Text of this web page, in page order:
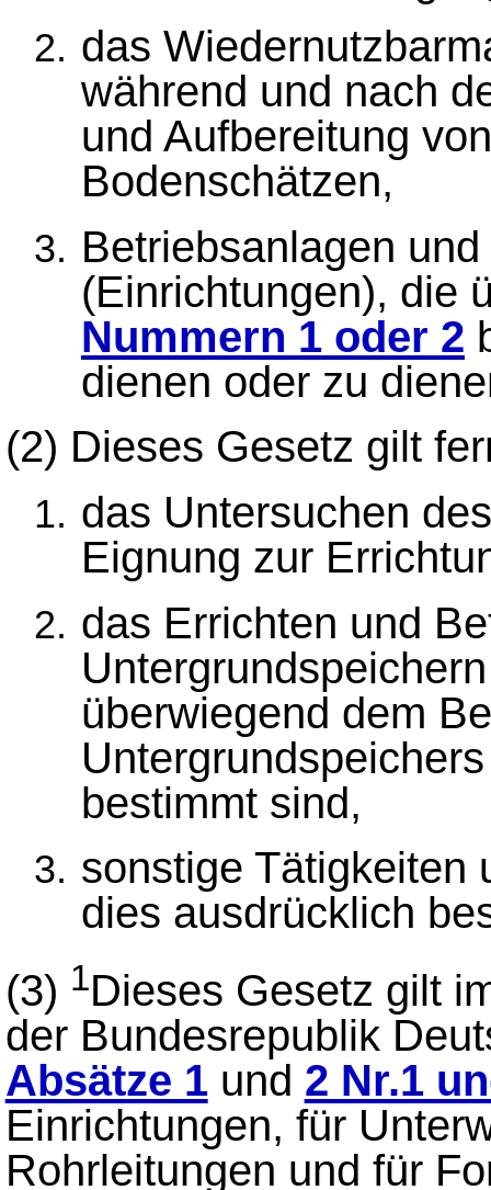
das
während und nach
und Aufbereitung
Bodenschätzen,
Betriebsanlagen
(Einrichtungen), die
Nummern 1 oder 2
dienen oder zu
(2) Dieses Gesetz gilt
das Untersuchen
Eignung zur
das Errichten und
überwiegend dem
bestimmt sind,
sonstige Tätigkeiten
dies ausdrücklich
(3) 1Dieses Gesetz gilt
der Bundesrepublik
Absätze 1und 2 Nr.1
Einrichtungen, für
Rohrleitungen und für